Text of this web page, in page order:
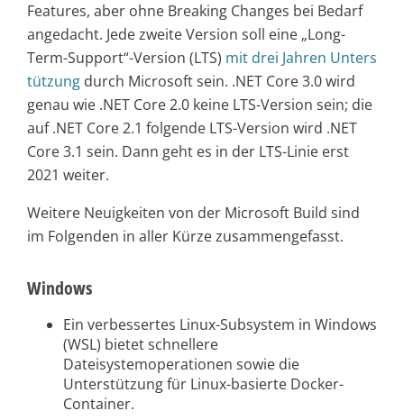
Features, aber ohne Breaking Changes bei Bedarf
angedacht. Jede zweite Version soll eine „Long-
Term-Support“-Version (LTS) mit drei Jahren Unters
tützung durch Microsoft sein. .NET Core 3.0 wird
genau wie .NET Core 2.0 keine LTS-Version sein; die
auf .NET Core 2.1 folgende LTS-Version wird .NET
Core 3.1 sein. Dann geht es in der LTS-Linie erst
2021 weiter.
Weitere Neuigkeiten von der Microsoft Build sind
im Folgenden in aller Kürze zusammengefasst.
Windows
Ein verbessertes Linux-Subsystem in Windows
(WSL) bietet schnellere
Dateisystemoperationen sowie die
Unterstützung für Linux-basierte Docker-
Container.